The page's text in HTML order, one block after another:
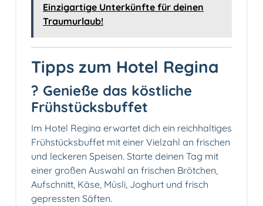
Einzigartige Unterkünfte für deinen
Traumurlaub!
Tipps zum Hotel Regina
?️ Genieße das köstliche
Frühstücksbuffet
Im Hotel Regina erwartet dich ein reichhaltiges
Frühstücksbuffet mit einer Vielzahl an frischen
und leckeren Speisen. Starte deinen Tag mit
einer großen Auswahl an frischen Brötchen,
Aufschnitt, Käse, Müsli, Joghurt und frisch
gepressten Säften.